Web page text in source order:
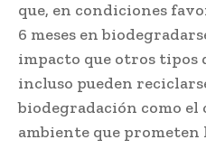
que, en condiciones
6 meses en
impacto que otros tipos
incluso pueden
biodegradación como el
ambiente que prometen